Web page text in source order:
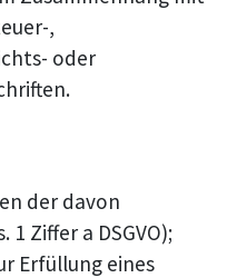
,
oder
der davon
Ziffer a DSGVO);
Erfüllung eines